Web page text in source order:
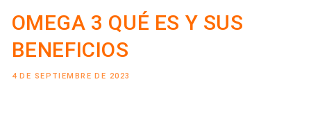
OMEGA 3 QUÉ ES Y SUS
BENEFICIOS
4 DE SEPTIEMBRE DE 2023